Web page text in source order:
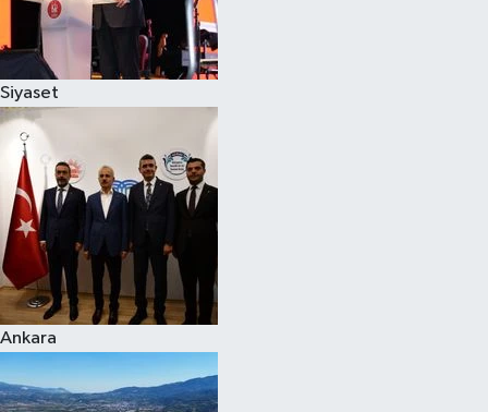
Siyaset
Ankara
Spor
Eğitim
Hava Durumu
Kadın
Kim kimdir?